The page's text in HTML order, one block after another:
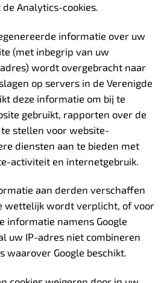
Analytics-cookies.
informatie over uw
(met inbegrip van uw
wordt overgebracht naar
op servers in de Verenigde
deze informatie om bij te
gebruikt, rapporten over de
stellen voor website-
diensten aan te bieden met
activiteit en internetgebruik.
aan derden verschaffen
wettelijk wordt verplicht, of voor
informatie namens Google
uw IP-adres niet combineren
waarover Google beschikt.